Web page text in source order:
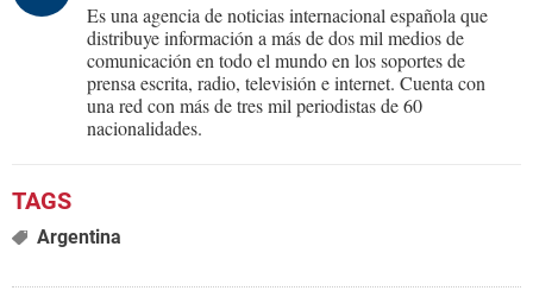
Es una agencia de noticias internacional española que
distribuye información a más de dos mil medios de
comunicación en todo el mundo en los soportes de
prensa escrita, radio, televisión e internet. Cuenta con
una red con más de tres mil periodistas de 60
nacionalidades.
Argentina